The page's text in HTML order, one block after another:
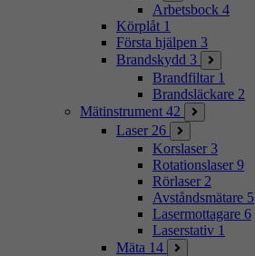
Arbetsbock 4
Körplåt 1
Första hjälpen 3
Brandskydd 3
Brandfiltar 1
Brandsläckare 2
Mätinstrument 42
Laser 26
Korslaser 3
Rotationslaser 9
Rörlaser 2
Avståndsmätare 5
Lasermottagare 6
Laserstativ 1
Mäta 14